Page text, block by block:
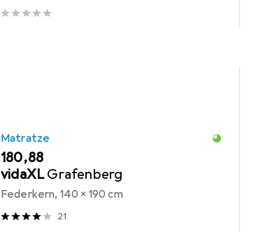
Matratze
EUR
180,88
vidaXLGrafenberg
Federkern, 140 x 190 cm
21